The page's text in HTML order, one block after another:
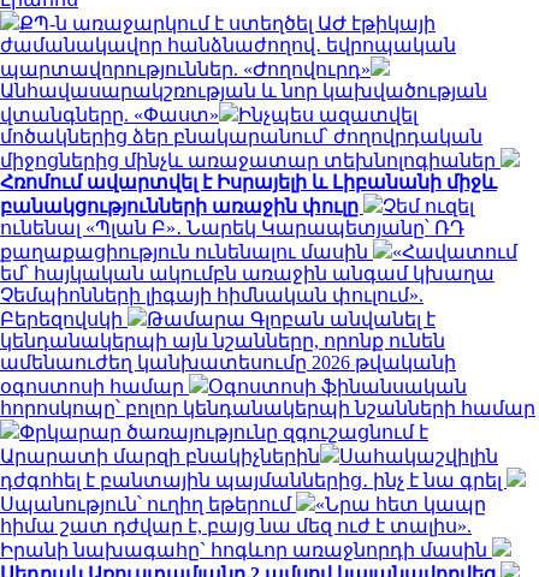
ՔՊ-ն առաջարկում է ստեղծել ԱԺ էթիկայի
ժամանակավոր հանձնաժողով․ եվրոպական
պարտավորություններ. «Ժողովուրդ»
Անհավասարակշռության և նոր կախվածության
վտանգները. «Փաստ»
Ինչպես ազատվել
մոծակներից ձեր բնակարանում՝ ժողովրդական
միջոցներից մինչև առաջատար տեխնոլոգիաներ
Հռոմում ավարտվել է Իսրայելի և Լիբանանի միջև
բանակցությունների առաջին փուլը
Չեմ ուզել
ունենալ «Պլան Բ»․ Նարեկ Կարապետյանը՝ ՌԴ
քաղաքացիություն ունենալու մասին
«Հավատում
եմ՝ հայկական ակումբն առաջին անգամ կխաղա
Չեմպիոնների լիգայի հիմնական փուլում».
Բերեզովսկի
Թամարա Գլոբան անվանել է
կենդանակերպի այն նշանները, որոնք ունեն
ամենաուժեղ կանխատեսումը 2026 թվականի
օգոստոսի համար
Օգոստոսի ֆինանսական
հորոսկոպը՝ բոլոր կենդանակերպի նշանների համար
Փրկարար ծառայությունը զգուշացնում է
Արարատի մարզի բնակիչներին
Սահակաշվիլին
դժգոհել է բանտային պայմաններից․ ինչ է նա գրել
Սպանություն՝ ուղիղ եթերում
«Նրա հետ կապը
հիմա շատ դժվար է, բայց նա մեզ ուժ է տալիս».
Իրանի նախագահը` հոգևոր առաջնորդի մասին